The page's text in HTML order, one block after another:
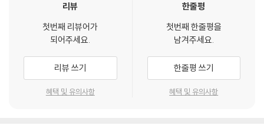
리뷰
첫번째 리뷰어가
되어주세요.
리뷰 쓰기
혜택 및 유의사항
한줄평
첫번째 한줄평을
남겨주세요.
한줄평 쓰기
혜택 및 유의사항